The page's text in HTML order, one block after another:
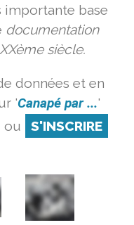
importante base
documentation
siècle.
données et en
'Canapé par ...'
ou S'INSCRIRE